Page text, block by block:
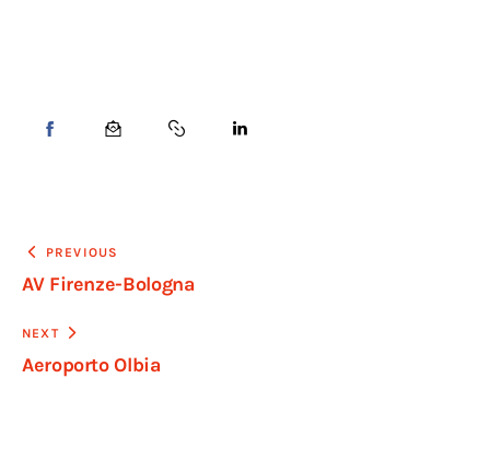
PREVIOUS
AV Firenze-Bologna
NEXT
Aeroporto Olbia